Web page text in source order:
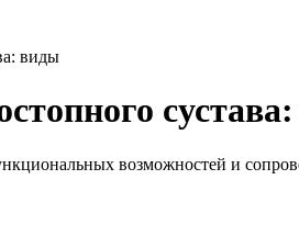
виды
возможностей и